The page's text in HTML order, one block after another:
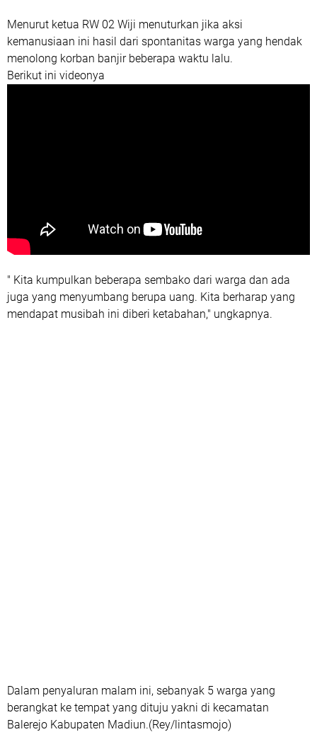
Menurut ketua RW 02 Wiji menuturkan jika aksi
kemanusiaan ini hasil dari spontanitas warga yang hendak
menolong korban banjir beberapa waktu lalu.
Berikut ini videonya
" Kita kumpulkan beberapa sembako dari warga dan ada
juga yang menyumbang berupa uang. Kita berharap yang
mendapat musibah ini diberi ketabahan," ungkapnya.
Dalam penyaluran malam ini, sebanyak 5 warga yang
berangkat ke tempat yang dituju yakni di kecamatan
Balerejo Kabupaten Madiun.(Rey/lintasmojo)